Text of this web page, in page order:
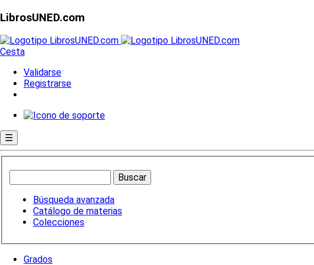
LibrosUNED.com
Cesta
Validarse
Registrarse
☰
Búsqueda avanzada
Catálogo de materias
Colecciones
Grados